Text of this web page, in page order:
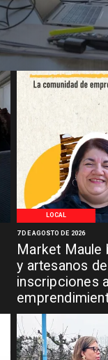
LOCAL
Market Maule
y artesanos
inscripciones
7 DE AGOSTO DE 2026